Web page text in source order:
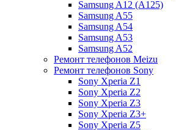
Samsung A12 (A125)
Samsung A55
Samsung A54
Samsung A53
Samsung A52
Ремонт телефонов Meizu
Ремонт телефонов Sony
Sony Xperia Z1
Sony Xperia Z2
Sony Xperia Z3
Sony Xperia Z3+
Sony Xperia Z5